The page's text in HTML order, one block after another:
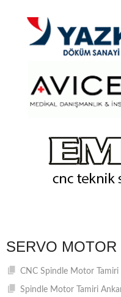
SERVO
CNC Spindle Motor Tamiri
Spindle Motor Tamiri